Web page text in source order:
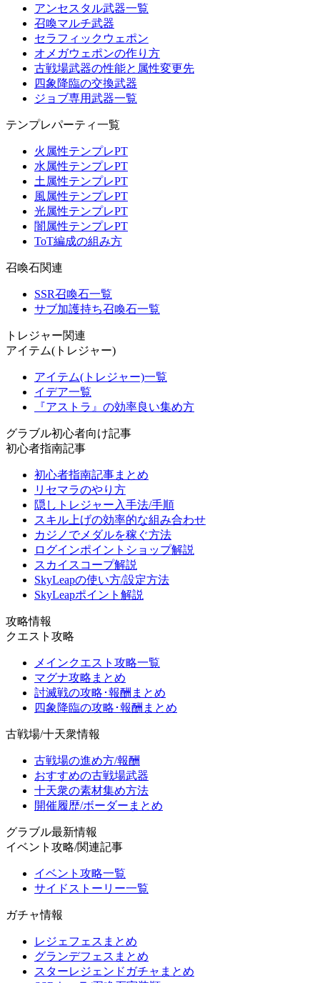
アンセスタル武器一覧
召喚マルチ武器
セラフィックウェポン
オメガウェポンの作り方
古戦場武器の性能と属性変更先
四象降臨の交換武器
ジョブ専用武器一覧
テンプレパーティ一覧
火属性テンプレPT
水属性テンプレPT
土属性テンプレPT
風属性テンプレPT
光属性テンプレPT
闇属性テンプレPT
ToT編成の組み方
召喚石関連
SSR召喚石一覧
サブ加護持ち召喚石一覧
トレジャー関連
アイテム(トレジャー)
アイテム(トレジャー)一覧
イデア一覧
『アストラ』の効率良い集め方
グラブル初心者向け記事
初心者指南記事
初心者指南記事まとめ
リセマラのやり方
隠しトレジャー入手法/手順
スキル上げの効率的な組み合わせ
カジノでメダルを稼ぐ方法
ログインポイントショップ解説
スカイスコープ解説
SkyLeapの使い方/設定方法
SkyLeapポイント解説
攻略情報
クエスト攻略
メインクエスト攻略一覧
マグナ攻略まとめ
討滅戦の攻略･報酬まとめ
四象降臨の攻略･報酬まとめ
古戦場/十天衆情報
古戦場の進め方/報酬
おすすめの古戦場武器
十天衆の素材集め方法
開催履歴/ボーダーまとめ
グラブル最新情報
イベント攻略/関連記事
イベント攻略一覧
サイドストーリー一覧
ガチャ情報
レジェフェスまとめ
グランデフェスまとめ
スターレジェンドガチャまとめ